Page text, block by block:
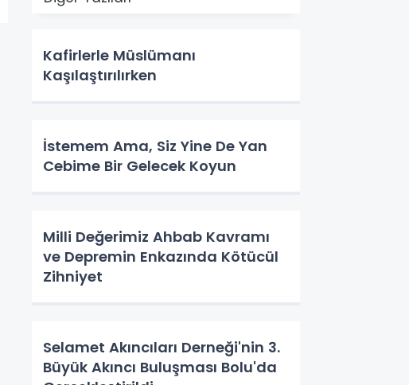
Kafirlerle Müslümanı
Kaşılaştırılırken
İstemem Ama, Siz Yine De Yan
Cebime Bir Gelecek Koyun
Milli Değerimiz Ahbab Kavramı
ve Depremin Enkazında Kötücül
Zihniyet
Selamet Akıncıları Derneği'nin 3.
Büyük Akıncı Buluşması Bolu'da